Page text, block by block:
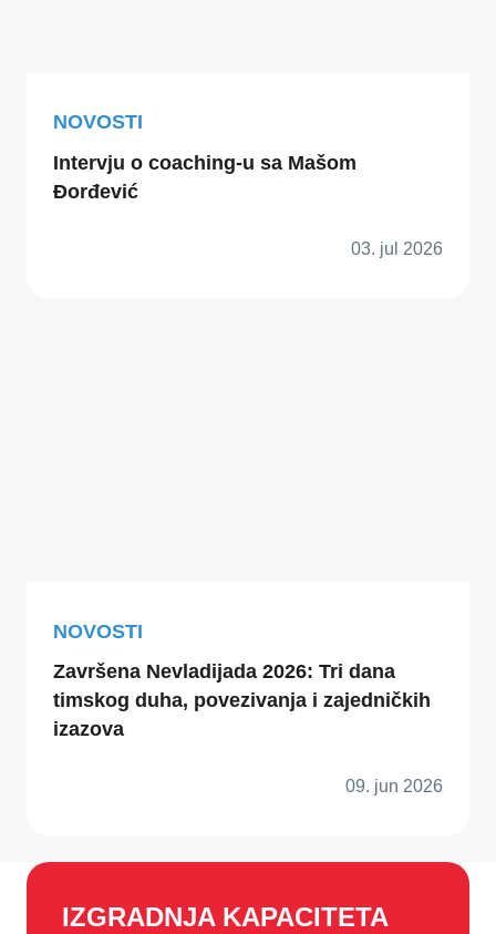
NOVOSTI
Intervju o coaching-u sa Mašom
Đorđević
03. jul 2026
NOVOSTI
Završena Nevladijada 2026: Tri dana
timskog duha, povezivanja i zajedničkih
izazova
09. jun 2026
IZGRADNJA KAPACITETA